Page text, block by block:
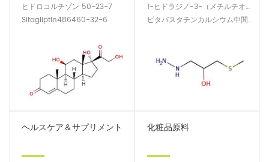
ヒドロコルチゾン 50-23-7
Sitagliptin486460-32-6
1-ヒドラジノ-3-（メチルチオ）プロパン-2-オールニフラテル不純物14359-97-8
ピタバスタチンカルシウム中間体147511-70-4
ヘルスケア＆サプリメント 化粧品原料